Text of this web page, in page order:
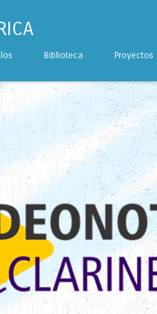
Biblioteca Proyectos